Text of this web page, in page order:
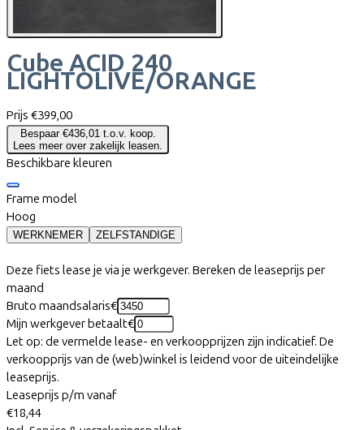
Cube ACID 240
LIGHTOLIVE/ORANGE
Prijs €399,00
Bespaar €436,01 t.o.v. koop.
Lees meer over zakelijk leasen.
Beschikbare kleuren
Frame model
Hoog
WERKNEMER ZELFSTANDIGE
Deze fiets lease je via je werkgever. Bereken de leaseprijs per
maand
Bruto maandsalaris€
Mijn werkgever betaalt€
Let op: de vermelde lease- en verkoopprijzen zijn indicatief. De
verkoopprijs van de (web)winkel is leidend voor de uiteindelijke
leaseprijs.
Leaseprijs p/m vanaf
€18,44